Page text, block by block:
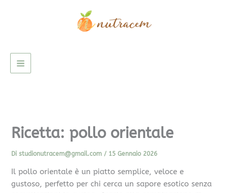
Ricetta: pollo orientale
Distudionutracem@gmail.com / 15 Gennaio 2026
Il pollo orientale è un piatto semplice, veloce e
gustoso, perfetto per chi cerca un sapore esotico senza